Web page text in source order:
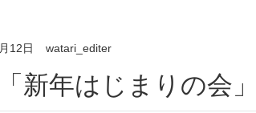
12日 watari_editer
「新年はじまりの会」